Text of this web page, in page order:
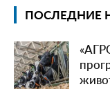
ПОСЛЕДНИЕ